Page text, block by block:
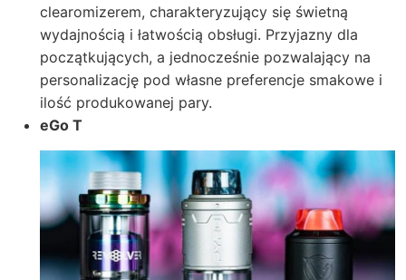
clearomizerem, charakteryzujący się świetną
wydajnością i łatwością obsługi. Przyjazny dla
początkujących, a jednocześnie pozwalający na
personalizację pod własne preferencje smakowe i
ilość produkowanej pary.
eGo T